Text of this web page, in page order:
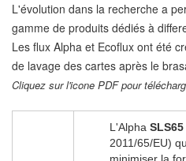
L'évolution dans la recherche a
gamme de produits dédiés à
Les flux Alpha et Ecoflux ont été
de lavage des cartes après le
Cliquez sur l'icone PDF pour
L'Alpha SLS65
2011/65/EU)